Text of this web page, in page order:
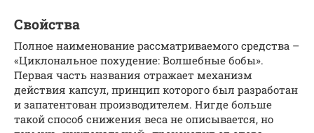
Свойства
Полное наименование рассматриваемого средства –
«Циклональное похудение: Волшебные бобы».
Первая часть названия отражает механизм
действия капсул, принцип которого был разработан
и запатентован производителем. Нигде больше
такой способ снижения веса не описывается, но